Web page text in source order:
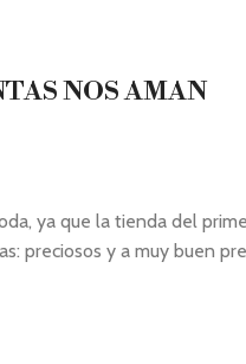
NOS AMAN
ya que la tienda del
preciosos y a muy buen